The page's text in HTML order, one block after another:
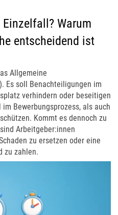
Warum
entscheidend ist
Allgemeine
Es soll Benachteiligungen im
verhindern oder beseitigen
Bewerbungsprozess, als auch
Kommt es dennoch zu
Arbeitgeber:innen
zu ersetzen oder eine
zu zahlen.